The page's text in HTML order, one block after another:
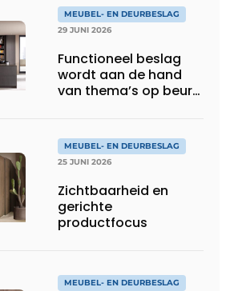
MEUBEL- EN DEURBESLAG
29 JUNI 2026
Functioneel beslag
wordt aan de hand
van thema’s op beurs
MEUBEL- EN DEURBESLAG
25 JUNI 2026
Zichtbaarheid en
gerichte
productfocus
MEUBEL- EN DEURBESLAG